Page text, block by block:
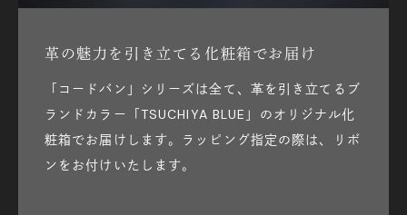
革の魅力を引き立てる化粧箱でお届け
「コードバン」シリーズは全て、革を引き立てるブ
ランドカラー「TSUCHIYA BLUE」のオリジナル化
粧箱でお届けします。ラッピング指定の際は、リボ
ンをお付けいたします。